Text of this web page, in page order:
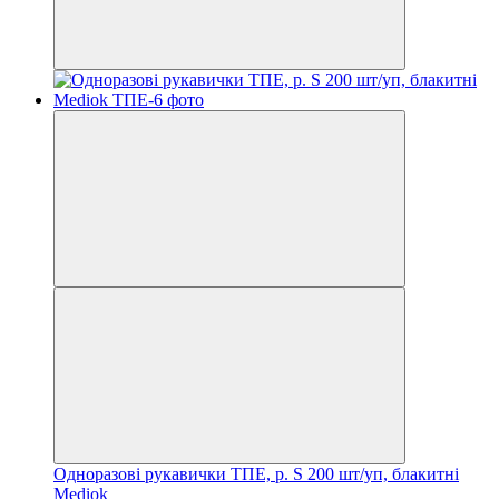
Одноразові рукавички ТПЕ, р. S 200 шт/уп, блакитні
Mediok